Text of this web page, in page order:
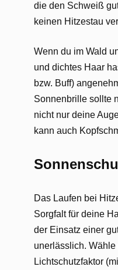
die den Schweiß
keinen Hitzestau
Wenn du im Wald
und dichtes Haar
bzw. Buff)
Sonnenbrille sollte
nicht nur deine
kann auch
Das Laufen bei
Sorgfalt für deine
der Einsatz einer
unerlässlich.
Lichtschutzfaktor